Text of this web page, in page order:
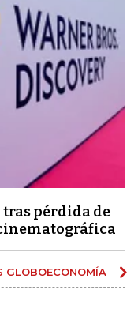
tras pérdida de
GLOBOECONOMÍA